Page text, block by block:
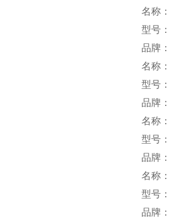
名称
型号
品牌
名称
型号
品牌
名称
型号
品牌
名称
型号
品牌